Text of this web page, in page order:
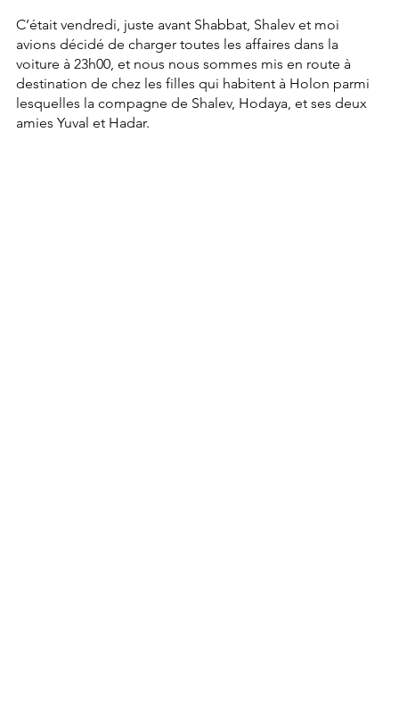
C’était vendredi, juste avant Shabbat, Shalev et moi
avions décidé de charger toutes les affaires dans la
voiture à 23h00, et nous nous sommes mis en route à
destination de chez les filles qui habitent à Holon parmi
lesquelles la compagne de Shalev, Hodaya, et ses deux
amies Yuval et Hadar.